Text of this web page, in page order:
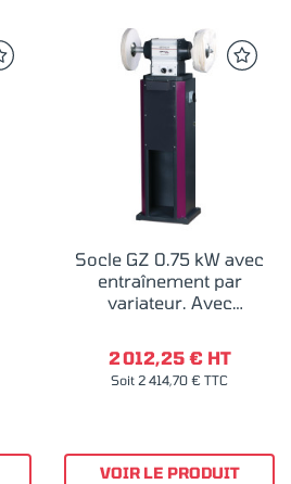
Socle GZ 0.75 kW avec
entraînement par
variateur. Avec
2 012,25 € HT
Soit 2 414,70 € TTC
VOIR LE PRODUIT